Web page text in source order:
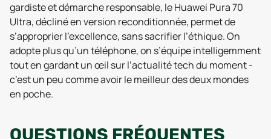
gardiste et démarche responsable, le Huawei Pura 70
Ultra, décliné en version reconditionnée, permet de
s’approprier l’excellence, sans sacrifier l’éthique. On
adopte plus qu’un téléphone, on s’équipe intelligemment
tout en gardant un œil sur l’actualité tech du moment -
c’est un peu comme avoir le meilleur des deux mondes
en poche.
QUESTIONS FRÉQUENTES